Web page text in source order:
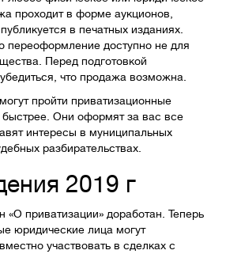
проходит в форме аукционов,
в печатных изданиях.
переоформление доступно не для
Перед подготовкой
что продажа возможна.
пройти приватизационные
Они оформят за вас все
интересы в муниципальных
разбирательствах.
2019 г
«О приватизации» доработан. Теперь
юридические лица могут
участвовать в сделках с